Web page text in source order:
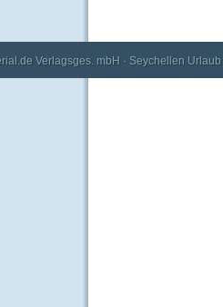
Verlagsges. mbH · Seychellen Urlaub